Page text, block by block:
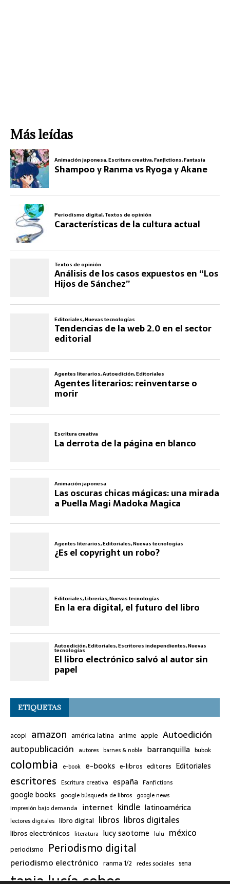
Más leídas
ETIQUETAS
acopi amazon américa latina anime apple Autoedición
autopublicación autores barnes & noble barranquilla bubok
colombia e-book e-books e-libros editores Editoriales
escritores Escritura creativa españa Fanfictions
google books google búsqueda de libros google news
impresión bajo demanda internet kindle latinoamérica
lectores digitales libro digital libros libros digitales
libros electrónicos literatura lucy saotome lulu méxico
periodismo Periodismo digital
periodismo electrónico ranma 1/2 redes sociales sena